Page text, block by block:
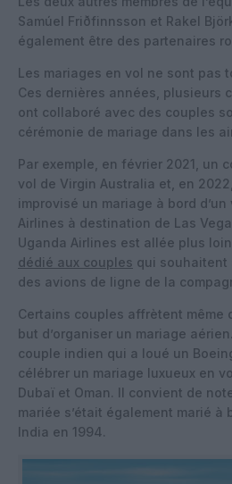
Samúel Friðfinnsson et Rakel
également être des partenaires
Les mariages en vol ne sont pas
Ces dernières années, plusieurs
ont collaboré avec des couples
cérémonie de mariage dans les
Par exemple, en février 2021, un
vol de Virgin Australia et, en
improvisé un mariage à bord
Airlines à destination de Las
Uganda Airlines est allée plus
dédié aux couples qui souhaitent
des avions de ligne de la
Certains couples affrètent même
but d’organiser un mariage
couple indien qui a loué un
célébrer un mariage luxueux en
Dubaï et Oman. Il convient de
mariée s’était également marié à
India en 1994.